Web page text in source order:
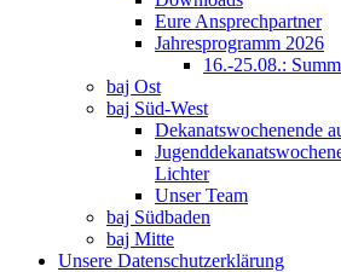
Eure Ansprechpartner
Jahresprogramm 2026
16.-25.08.:
baj Ost
baj Süd-West
Dekanatswochenende
Lichter
Unser Team
baj Südbaden
baj Mitte
Unsere Datenschutzerklärung